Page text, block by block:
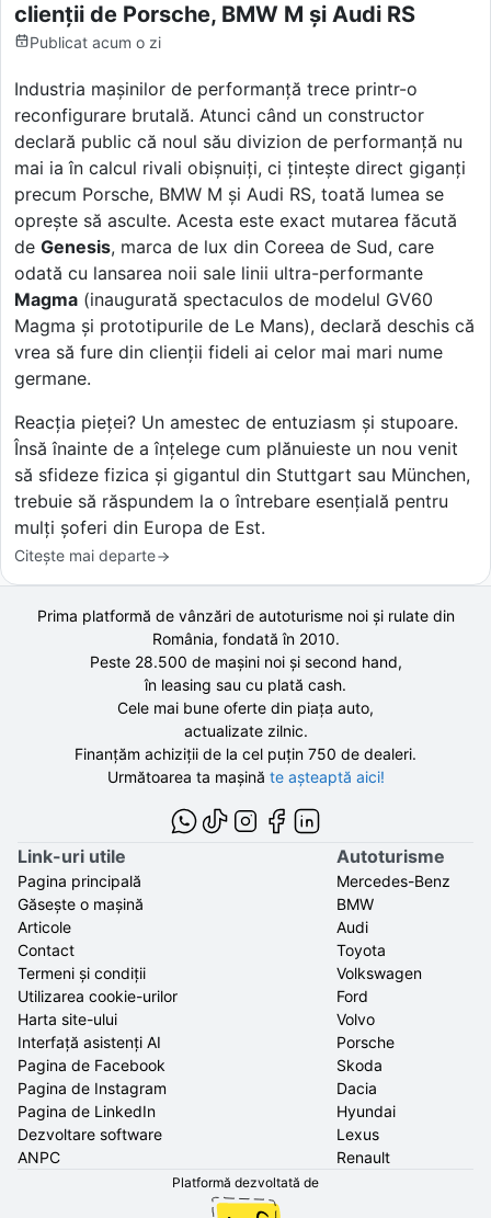
clienții de Porsche, BMW M și Audi RS
Publicat acum o zi
Industria mașinilor de performanță trece printr-o
reconfigurare brutală. Atunci când un constructor
declară public că noul său divizion de performanță nu
mai ia în calcul rivali obișnuiți, ci țintește direct giganți
precum Porsche, BMW M și Audi RS, toată lumea se
oprește să asculte. Acesta este exact mutarea făcută
de Genesis, marca de lux din Coreea de Sud, care
odată cu lansarea noii sale linii ultra-performante
Magma (inaugurată spectaculos de modelul GV60
Magma și prototipurile de Le Mans), declară deschis că
vrea să fure din clienții fideli ai celor mai mari nume
germane.
Reacția pieței? Un amestec de entuziasm și stupoare.
Însă înainte de a înțelege cum plănuieste un nou venit
să sfideze fizica și gigantul din Stuttgart sau München,
trebuie să răspundem la o întrebare esențială pentru
mulți șoferi din Europa de Est.
Citește mai departe
Prima platformă de vânzări de autoturisme noi și rulate din
România, fondată în 2010.
Peste 28.500 demașini noi și second hand,
în leasing sau cu plată cash.
Cele mai bune oferte din piața auto,
actualizate zilnic.
Finanțăm achiziții de la cel puțin 750 de dealeri.
Următoarea ta mașină te așteaptă aici!
Link-uri utile
Pagina principală
Găsește o mașină
Articole
Contact
Termeni și condiții
Utilizarea cookie-urilor
Harta site-ului
Interfață asistenți AI
Pagina de Facebook
Pagina de Instagram
Pagina de LinkedIn
Dezvoltare software
ANPC
Autoturisme
Mercedes-Benz
BMW
Audi
Toyota
Volkswagen
Ford
Volvo
Porsche
Skoda
Dacia
Hyundai
Lexus
Renault
Platformă dezvoltată de